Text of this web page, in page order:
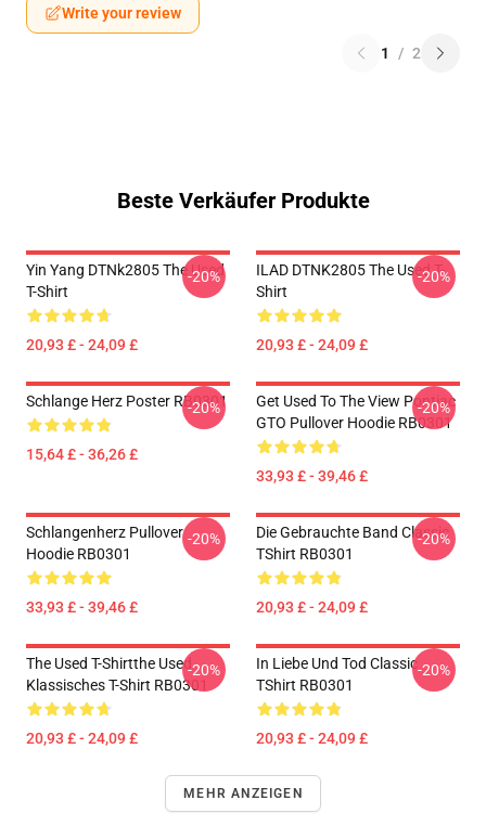
Write your review
1 / 2
Beste Verkäufer Produkte
Yin Yang DTNk2805 The Used
T-Shirt
20,93 £ - 24,09 £
-20%
ILAD DTNK2805 The Used T-
Shirt
20,93 £ - 24,09 £
-20%
Schlange Herz Poster RB0301
15,64 £ - 36,26 £
-20%
Get Used To The View Pontiac
GTO Pullover Hoodie RB0301
33,93 £ - 39,46 £
-20%
Schlangenherz Pullover
Hoodie RB0301
33,93 £ - 39,46 £
-20%
Die Gebrauchte Band Classic
TShirt RB0301
20,93 £ - 24,09 £
-20%
The Used T-Shirtthe Used
Klassisches T-Shirt RB0301
20,93 £ - 24,09 £
-20%
In Liebe Und Tod Classic
TShirt RB0301
20,93 £ - 24,09 £
-20%
MEHR ANZEIGEN